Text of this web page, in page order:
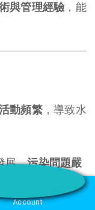
Account
與管理經驗 ，能
動頻繁，導致水
展，污染問題嚴
區域仍屬中度污